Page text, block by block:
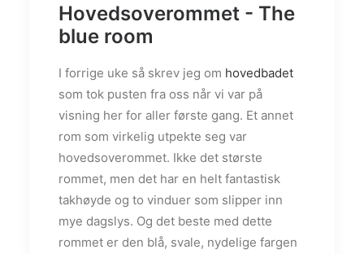
Hovedsoverommet - The
blue room
I forrige uke så skrev jeg om hovedbadet
som tok pusten fra oss når vi var på
visning her for aller første gang. Et annet
rom som virkelig utpekte seg var
hovedsoverommet. Ikke det største
rommet, men det har en helt fantastisk
takhøyde og to vinduer som slipper inn
mye dagslys. Og det beste med dette
rommet er den blå, svale, nydelige fargen